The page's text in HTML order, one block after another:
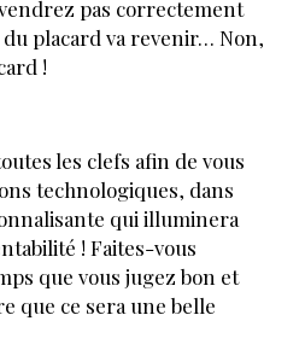
pas correctement
du placard va revenir… Non,
!
les clefs afin de vous
technologiques, dans
qui illuminera
! Faites-vous
que vous jugez bon et
que ce sera une belle